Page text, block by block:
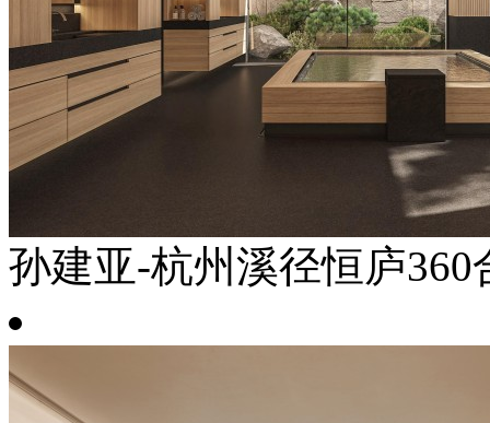
孙建亚-杭州溪径恒庐360